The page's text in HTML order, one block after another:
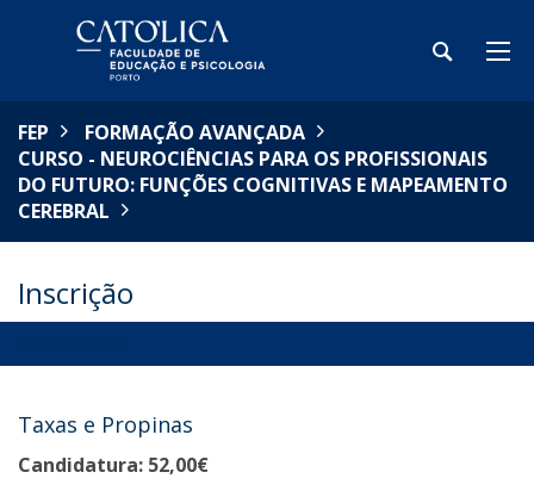
FEP
FORMAÇÃO AVANÇADA
CURSO - NEUROCIÊNCIAS PARA OS PROFISSIONAIS
DO FUTURO: FUNÇÕES COGNITIVAS E MAPEAMENTO
CEREBRAL
Inscrição
Taxas e Propinas
Candidatura: 52,00€